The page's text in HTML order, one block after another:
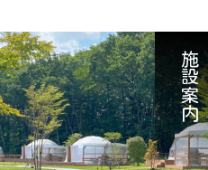
施設案内